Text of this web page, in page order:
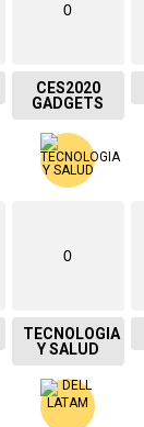
0
CES2020
GADGETS
0
TECNOLOGIA
Y SALUD